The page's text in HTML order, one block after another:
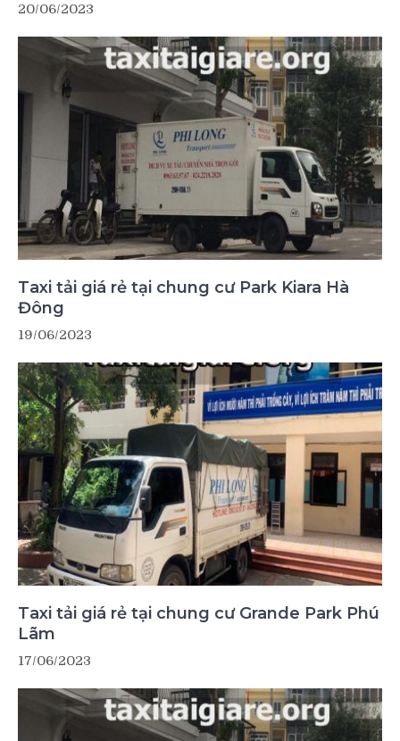
20/06/2023
Taxi tải giá rẻ tại chung cư Park Kiara Hà
Đông
19/06/2023
Taxi tải giá rẻ tại chung cư Grande Park Phú
Lãm
17/06/2023